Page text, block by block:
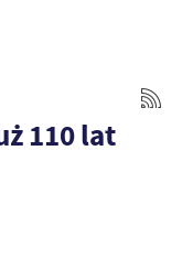
110 lat